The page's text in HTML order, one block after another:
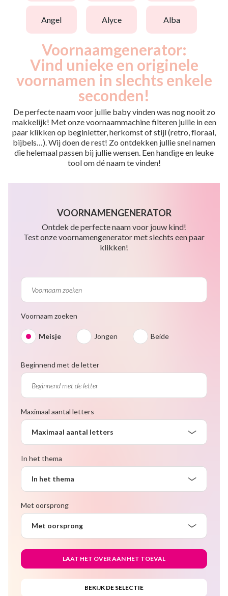
angel alyce alba
Voornaamgenerator:
Vind unieke en originele
voornamen in slechts enkele
seconden!
De perfecte naam voor jullie baby vinden was nog nooit zo
makkelijk! Met onze voornaammachine filteren jullie in een
paar klikken op beginletter, herkomst of stijl (retro, floraal,
bijbels…). Wij doen de rest! Zo ontdekken jullie snel namen
die helemaal passen bij jullie wensen. Een handige en leuke
tool om dé naam te vinden!
VOORNAMENGENERATOR
Ontdek de perfecte naam voor jouw kind!
Test onze voornamengenerator met slechts een paar
klikken!
Voornaam zoeken
Meisje Jongen Beide
Beginnend met de letter
Maximaal aantal letters
Maximaal aantal letters
In het thema
In het thema
Met oorsprong
Met oorsprong